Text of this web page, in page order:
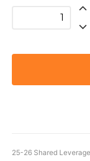
25-26 Shared